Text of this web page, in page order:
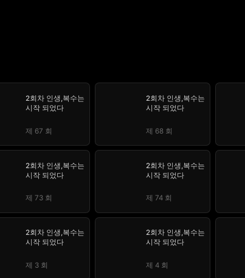
2회차 인생,복수는
시작 되었다
제 67 회
2회차 인생,복수는
시작 되었다
제 68 회
2회차 인생,복수는
시작 되었다
제 73 회
2회차 인생,복수는
시작 되었다
제 74 회
2회차 인생,복수는
시작 되었다
제 3 회
2회차 인생,복수는
시작 되었다
제 4 회